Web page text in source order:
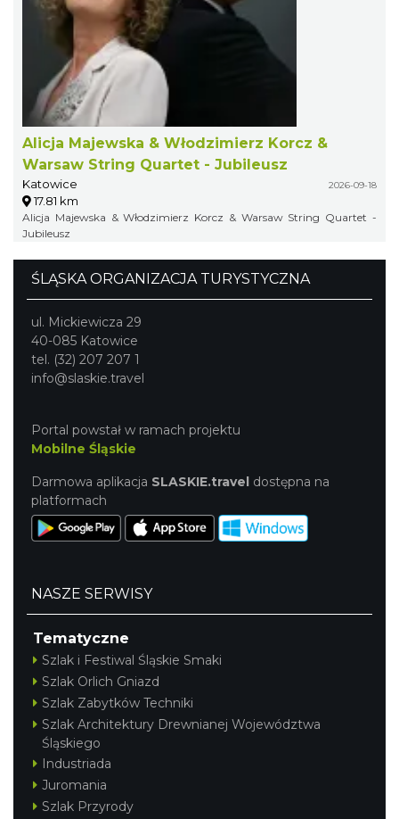
Alicja Majewska & Włodzimierz Korcz &
Warsaw String Quartet - Jubileusz
Katowice 2026-09-18
17.81 km
Alicja Majewska & Włodzimierz Korcz & Warsaw String Quartet -
Jubileusz
ŚLĄSKA ORGANIZACJA TURYSTYCZNA
ul. Mickiewicza 29
40-085 Katowice
tel. (32) 207 207 1
info@slaskie.travel
Portal powstał w ramach projektu
Mobilne Śląskie
Darmowa aplikacja SLASKIE.travel dostępna na
platformach
NASZE SERWISY
Tematyczne
Szlak i Festiwal Śląskie Smaki
Szlak Orlich Gniazd
Szlak Zabytków Techniki
Szlak Architektury Drewnianej Województwa
Śląskiego
Industriada
Juromania
Szlak Przyrody